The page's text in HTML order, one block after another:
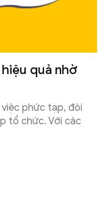
quả nhờ
phức tạp, đòi
tổ chức. Với các